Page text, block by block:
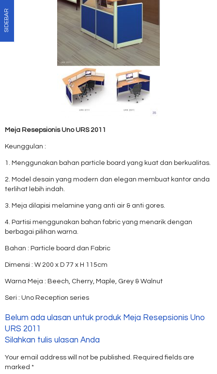
Meja Resepsionis Uno URS 2011
Keunggulan :
1. Menggunakan bahan particle board yang kuat dan berkualitas.
2. Model desain yang modern dan elegan membuat kantor anda
terlihat lebih indah.
3. Meja dilapisi melamine yang anti air & anti gores.
4. Partisi menggunakan bahan fabric yang menarik dengan
berbagai pilihan warna.
Bahan : Particle board dan Fabric
Dimensi : W 200 x D 77 x H 115cm
Warna Meja : Beech, Cherry, Maple, Grey & Walnut
Seri : Uno Reception series
Belum ada ulasan untuk produk Meja Resepsionis Uno
URS 2011
Silahkan tulis ulasan Anda
Your email address will not be published. Required fields are
marked *
SIDEBAR